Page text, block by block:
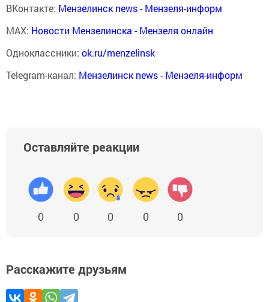
ВКонтакте: Мензелинск news - Мензеля-информ
MAX: Новости Мензелинска - Мензеля онлайн
Одноклассники: ok.ru/menzelinsk
Telegram-канал: Мензелинск news - Мензеля-информ
Оставляйте реакции
0 0 0 0 0
Расскажите друзьям